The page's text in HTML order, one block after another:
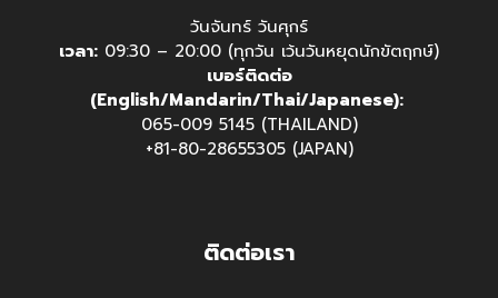
วันจันทร์ วันศุกร์
เวลา: 09:30 – 20:00 (ทุกวัน เว้นวันหยุดนักขัตฤกษ์)
เบอร์ติดต่อ
(English/Mandarin/Thai/Japanese):
065-009 5145 (THAILAND)
+81-80-28655305 (JAPAN)
ติดต่อเรา